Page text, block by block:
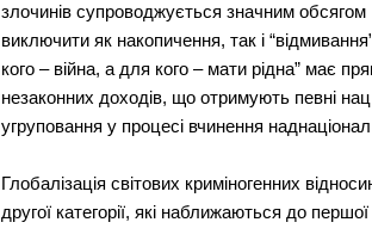
злочинів супроводжується значним обсягом
виключити як накопичення, так і
кого – війна, а для кого – мати рідна” має
незаконних доходів, що отримують певні
угруповання у процесі вчинення
Глобалізація світових криміногенних
другої категорії, які наближаються до